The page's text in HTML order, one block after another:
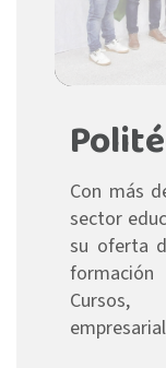
Con más
sector
su oferta